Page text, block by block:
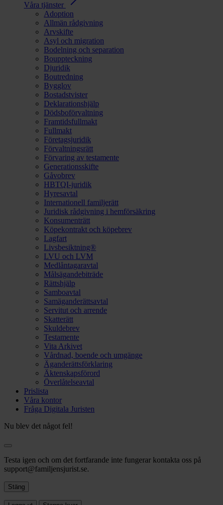
Våra tjänster
Adoption
Allmän rådgivning
Arvskifte
Asyl och migration
Bodelning och separation
Bouppteckning
Djuridik
Boutredning
Bygglov
Bostadstvister
Deklarationshjälp
Dödsboförvaltning
Framtidsfullmakt
Fullmakt
Företagsjuridik
Förvaltningsrätt
Förvaring av testamente
Generationsskifte
Gåvobrev
HBTQI-juridik
Hyresavtal
Internationell familjerätt
Juridisk rådgivning i hemförsäkring
Konsumenträtt
Köpekontrakt och köpebrev
Lagfart
Livsbesiktning®
LVU och LVM
Medlåntagaravtal
Målsägandebiträde
Rättshjälp
Samboavtal
Samäganderättsavtal
Servitut och arrende
Skatterätt
Skuldebrev
Testamente
Vita Arkivet
Vårdnad, boende och umgänge
Äganderättsförklaring
Äktenskapsförord
Överlåtelseavtal
Prislista
Våra kontor
Fråga Digitala Juristen
Nu blev det något fel!
Testa igen och om det fortfarande inte fungerar kontakta oss på
support@familjensjurist.se.
Stäng